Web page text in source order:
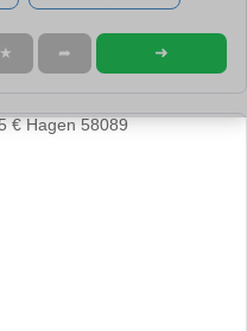
★ ➦ ➜